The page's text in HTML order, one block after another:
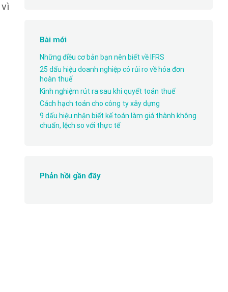
Bài mới
Những điều cơ bản bạn nên biết về IFRS
25 dấu hiệu doanh nghiệp có rủi ro về hóa đơn
hoàn thuế
Kinh nghiệm rút ra sau khi quyết toán thuế
Cách hạch toán cho công ty xây dựng
9 dấu hiệu nhận biết kế toán làm giá thành không
chuẩn, lệch so với thực tế
Phản hồi gần đây